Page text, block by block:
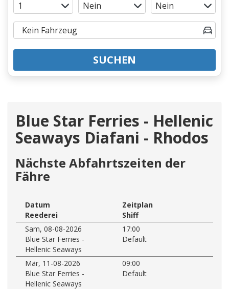
SUCHEN
Blue Star Ferries - Hellenic
Seaways Diafani - Rhodos
Nächste Abfahrtszeiten der
Fähre
Datum
Zeitplan
Reederei
Shiff
Sam, 08-08-2026
17:00
Blue Star Ferries -
Hellenic Seaways
Default
Mär, 11-08-2026
09:00
Blue Star Ferries -
Hellenic Seaways
Default